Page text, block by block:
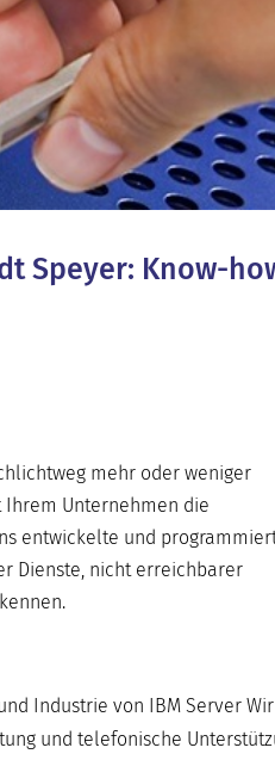
Speyer: Know-
mehr oder weniger
Unternehmen die
entwickelte und
Dienste, nicht erreichbarer
Industrie von IBM Server
und telefonische